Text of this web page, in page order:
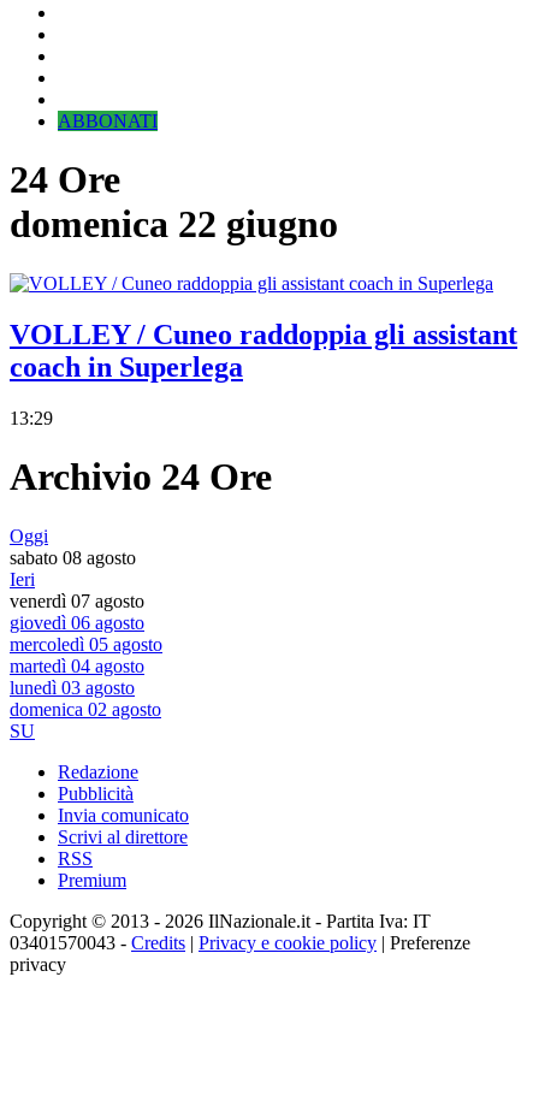
ABBONATI
24 Ore
domenica 22 giugno
VOLLEY / Cuneo raddoppia gli assistant
coach in Superlega
13:29
Archivio 24 Ore
Oggi
sabato 08 agosto
Ieri
venerdì 07 agosto
giovedì 06 agosto
mercoledì 05 agosto
martedì 04 agosto
lunedì 03 agosto
domenica 02 agosto
SU
Redazione
Pubblicità
Invia comunicato
Scrivi al direttore
RSS
Premium
Copyright © 2013 - 2026 IlNazionale.it - Partita Iva: IT
03401570043 - Credits | Privacy e cookie policy | Preferenze
privacy